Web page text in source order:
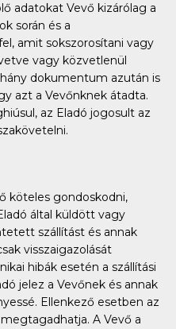
adatokat Vevő kizárólag a
során és a
amit sokszorosítani vagy
vagy közvetlenül
dokumentum azután is
azt a Vevőnknek átadta.
az Eladó jogosult az
köteles gondoskodni,
által küldött vagy
szállítást és annak
visszaigazolását
hibák esetén a szállítási
jelez a Vevőnek és annak
Ellenkező esetben az
A Vevő a